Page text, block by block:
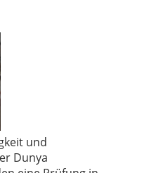
und
Dunya